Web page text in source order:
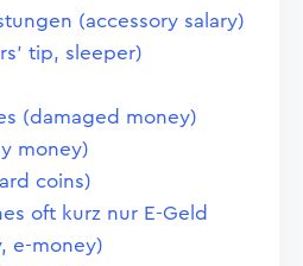
(accessory salary)
tip, sleeper)
(damaged money)
money)
coins)
oft kurz nur E-Geld
e-money)